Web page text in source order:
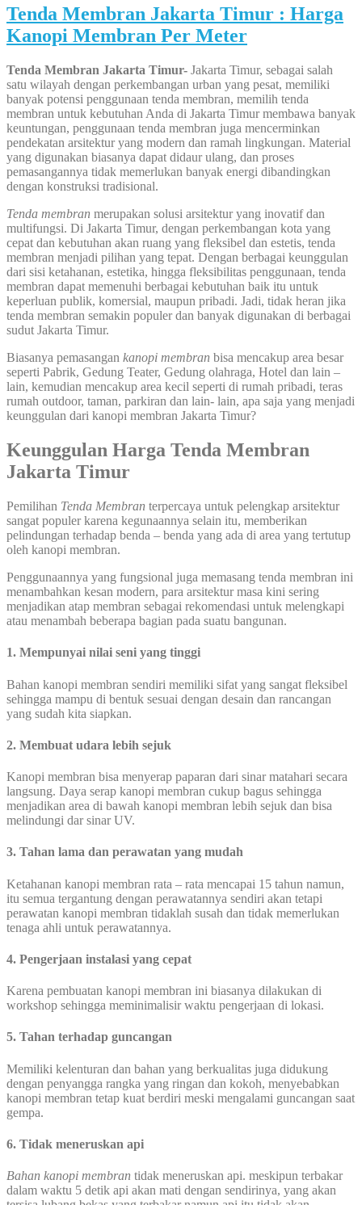
Tenda Membran Jakarta Timur : Harga
Kanopi Membran Per Meter
Tenda Membran Jakarta Timur- Jakarta Timur, sebagai salah
satu wilayah dengan perkembangan urban yang pesat, memiliki
banyak potensi penggunaan tenda membran, memilih tenda
membran untuk kebutuhan Anda di Jakarta Timur membawa banyak
keuntungan, penggunaan tenda membran juga mencerminkan
pendekatan arsitektur yang modern dan ramah lingkungan. Material
yang digunakan biasanya dapat didaur ulang, dan proses
pemasangannya tidak memerlukan banyak energi dibandingkan
dengan konstruksi tradisional.
Tenda membran merupakan solusi arsitektur yang inovatif dan
multifungsi. Di Jakarta Timur, dengan perkembangan kota yang
cepat dan kebutuhan akan ruang yang fleksibel dan estetis, tenda
membran menjadi pilihan yang tepat. Dengan berbagai keunggulan
dari sisi ketahanan, estetika, hingga fleksibilitas penggunaan, tenda
membran dapat memenuhi berbagai kebutuhan baik itu untuk
keperluan publik, komersial, maupun pribadi. Jadi, tidak heran jika
tenda membran semakin populer dan banyak digunakan di berbagai
sudut Jakarta Timur.
Biasanya pemasangan kanopi membran bisa mencakup area besar
seperti Pabrik, Gedung Teater, Gedung olahraga, Hotel dan lain –
lain, kemudian mencakup area kecil seperti di rumah pribadi, teras
rumah outdoor, taman, parkiran dan lain- lain, apa saja yang menjadi
keunggulan dari kanopi membran Jakarta Timur?
Keunggulan Harga Tenda Membran
Jakarta Timur
Pemilihan Tenda Membran terpercaya untuk pelengkap arsitektur
sangat populer karena kegunaannya selain itu, memberikan
pelindungan terhadap benda – benda yang ada di area yang tertutup
oleh kanopi membran.
Penggunaannya yang fungsional juga memasang tenda membran ini
menambahkan kesan modern, para arsitektur masa kini sering
menjadikan atap membran sebagai rekomendasi untuk melengkapi
atau menambah beberapa bagian pada suatu bangunan.
1. Mempunyai nilai seni yang tinggi
Bahan kanopi membran sendiri memiliki sifat yang sangat fleksibel
sehingga mampu di bentuk sesuai dengan desain dan rancangan
yang sudah kita siapkan.
2. Membuat udara lebih sejuk
Kanopi membran bisa menyerap paparan dari sinar matahari secara
langsung. Daya serap kanopi membran cukup bagus sehingga
menjadikan area di bawah kanopi membran lebih sejuk dan bisa
melindungi dar sinar UV.
3. Tahan lama dan perawatan yang mudah
Ketahanan kanopi membran rata – rata mencapai 15 tahun namun,
itu semua tergantung dengan perawatannya sendiri akan tetapi
perawatan kanopi membran tidaklah susah dan tidak memerlukan
tenaga ahli untuk perawatannya.
4. Pengerjaan instalasi yang cepat
Karena pembuatan kanopi membran ini biasanya dilakukan di
workshop sehingga meminimalisir waktu pengerjaan di lokasi.
5. Tahan terhadap guncangan
Memiliki kelenturan dan bahan yang berkualitas juga didukung
dengan penyangga rangka yang ringan dan kokoh, menyebabkan
kanopi membran tetap kuat berdiri meski mengalami guncangan saat
gempa.
6. Tidak meneruskan api
Bahan kanopi membran tidak meneruskan api. meskipun terbakar
dalam waktu 5 detik api akan mati dengan sendirinya, yang akan